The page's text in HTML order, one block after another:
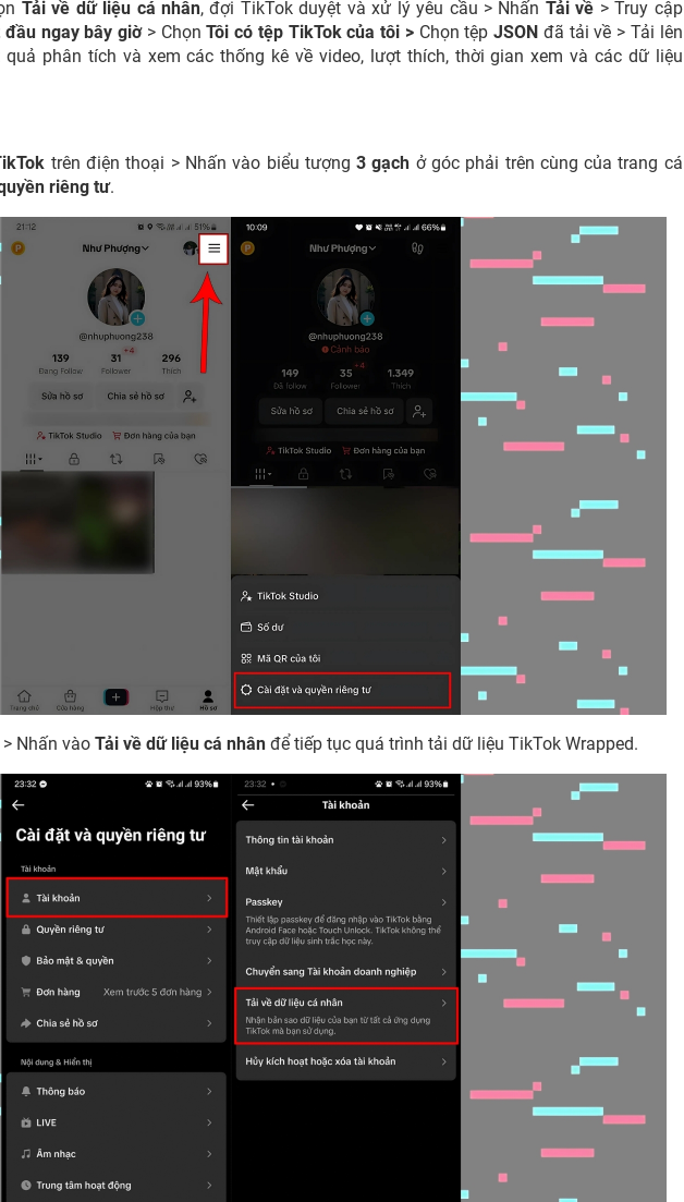
Tải về dữ liệu cá nhân, đợi TikTok duyệt và xử lý yêu cầu > Nhấn Tải về > Truy cập
đầu ngay bây giờ> ChọnTôi có tệp TikTok của tôi > Chọn tệpJSON đã tải về > Tải lên
quả phân tích và xem các thống kê về video, lượt thích, thời gian xem và các dữ liệu
trên điện thoại > Nhấn vào biểu tượng3 gạch ở góc phải trên cùng của trang cá
riêng tư.
> Nhấn vào Tải về dữ liệu cá nhân để tiếp tục quá trình tải dữ liệu TikTok Wrapped.